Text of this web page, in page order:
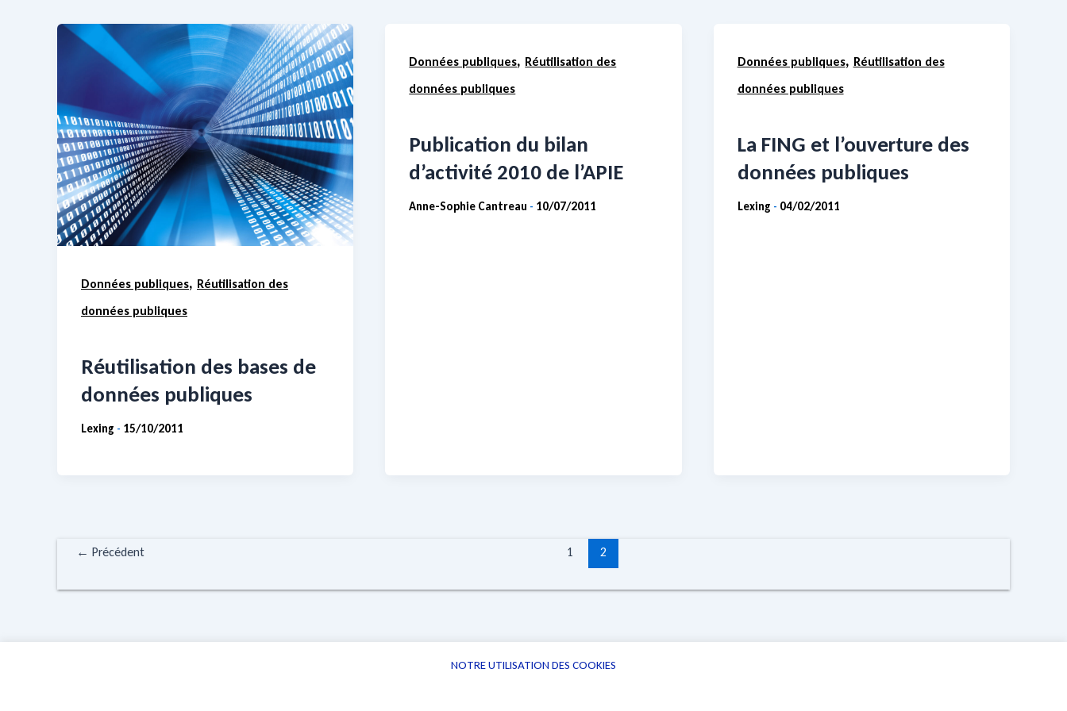
Données publiques, Réutilisation des
données publiques
Réutilisation des bases de
données publiques
Lexing - 15/10/2011
Données publiques, Réutilisation des
données publiques
Publication du bilan
d’activité 2010 de l’APIE
Anne-Sophie Cantreau - 10/07/2011
Données publiques, Réutilisation des
données publiques
La FING et l’ouverture des
données publiques
Lexing - 04/02/2011
← Précédent 1 2
NOTRE UTILISATION DES COOKIES